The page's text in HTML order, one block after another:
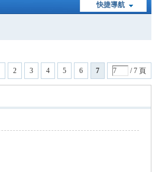
快捷導航
2 3 4 5 6 7 / 7 頁